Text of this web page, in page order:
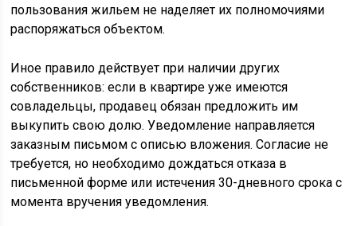
пользования жильем не наделяет их полномочиями
распоряжаться объектом.
Иное правило действует при наличии других
собственников: если в квартире уже имеются
совладельцы, продавец обязан предложить им
выкупить свою долю. Уведомление направляется
заказным письмом с описью вложения. Согласие не
требуется, но необходимо дождаться отказа в
письменной форме или истечения 30-дневного срока с
момента вручения уведомления.